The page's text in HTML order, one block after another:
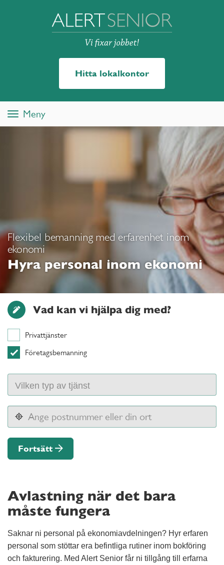
Hitta lokalkontor
ToggleMeny
Flexibel bemanning med erfarenhet inom
ekonomi
Hyra personal inom ekonomi
Vad kan vi hjälpa dig med?
Privattjänster
Företagsbemanning
Fortsätt
Avlastning när det bara
måste fungera
Saknar ni personal på ekonomiavdelningen? Hyr erfaren
personal som stöttar era befintliga rutiner inom bokföring
och fakturering. Med Alert Senior får ni tillgång till erfarna